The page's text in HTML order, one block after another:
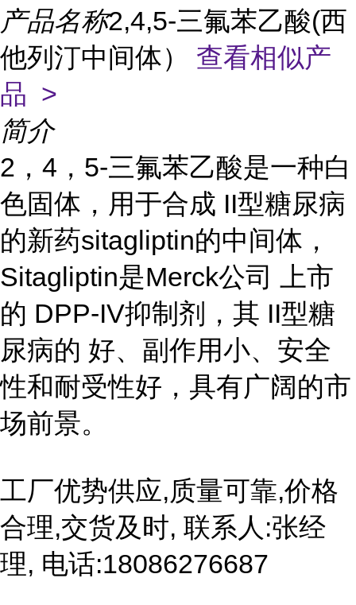
产品名称2,4,5-三氟苯乙酸(西
他列汀中间体） 查看相似产
品 >
简介
2，4，5-三氟苯乙酸是一种白
色固体，用于合成 II型糖尿病
的新药sitagliptin的中间体，
Sitagliptin是Merck公司 上市
的 DPP-IV抑制剂，其 II型糖
尿病的 好、副作用小、安全
性和耐受性好，具有广阔的市
场前景。
工厂优势供应,质量可靠,价格
合理,交货及时, 联系人:张经
理, 电话:18086276687